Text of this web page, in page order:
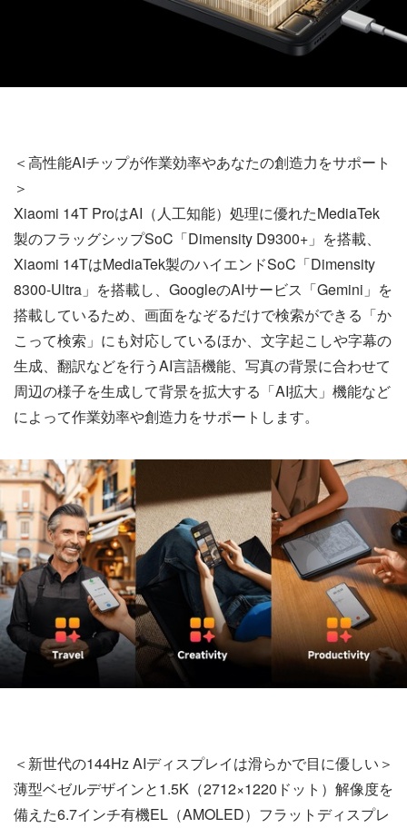
＜高性能AIチップが作業効率やあなたの創造力をサポート
＞
Xiaomi 14T ProはAI（人工知能）処理に優れたMediaTek
製のフラッグシップSoC「Dimensity D9300+」を搭載、
Xiaomi 14TはMediaTek製のハイエンドSoC「Dimensity
8300-Ultra」を搭載し、GoogleのAIサービス「Gemini」を
搭載しているため、画面をなぞるだけで検索ができる「か
こって検索」にも対応しているほか、文字起こしや字幕の
生成、翻訳などを行うAI言語機能、写真の背景に合わせて
周辺の様子を生成して背景を拡大する「AI拡大」機能など
によって作業効率や創造力をサポートします。
＜新世代の144Hz AIディスプレイは滑らかで目に優しい＞
薄型ベゼルデザインと1.5K（2712×1220ドット）解像度を
備えた6.7インチ有機EL（AMOLED）フラットディスプレ